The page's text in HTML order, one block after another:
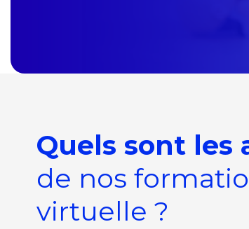
Quels sont les
de nos
virtuelle ?